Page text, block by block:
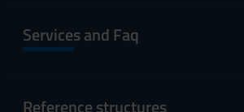
Services and Faq
Reference structures